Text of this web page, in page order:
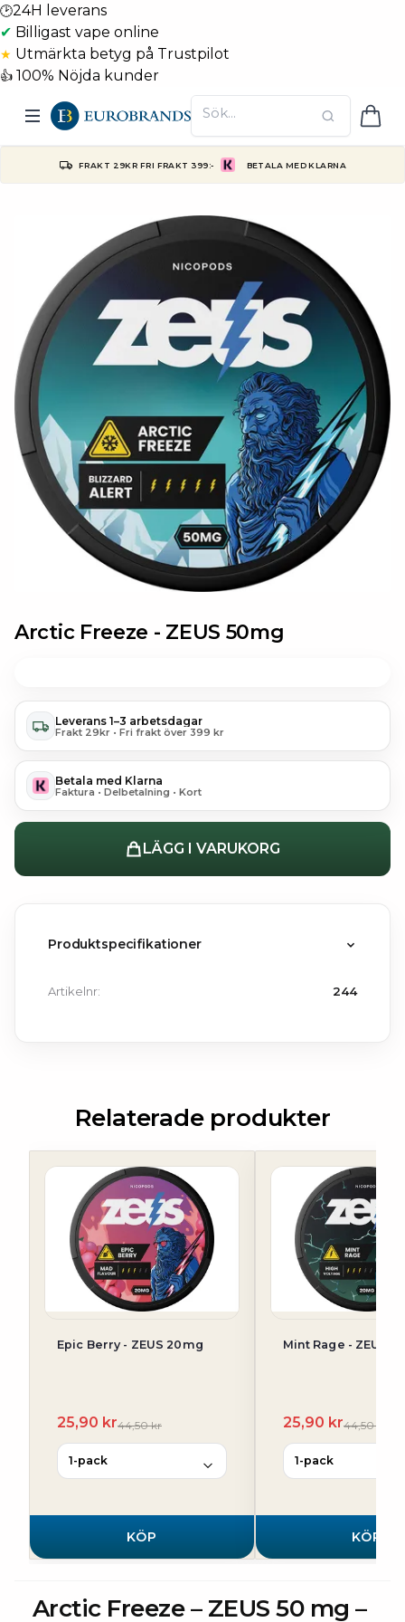
🕑24H leverans
✔ Billigast vape online
★ Utmärkta betyg på Trustpilot
👍 100% Nöjda kunder
FRAKT 29KR FRI FRAKT 399:- BETALA MED KLARNA
Arctic Freeze - ZEUS 50mg
Leverans 1–3 arbetsdagar
Frakt 29kr • Fri frakt över 399 kr
Betala med Klarna
Faktura • Delbetalning • Kort
LÄGG I VARUKORG
Produktspecifikationer
Artikelnr: 244
Relaterade produkter
Epic Berry - ZEUS 20mg
25,90 kr44,50 kr
KÖP
Mint Rage - ZEUS
25,90 kr44,50 kr
KÖP
Arctic Freeze – ZEUS 50 mg –